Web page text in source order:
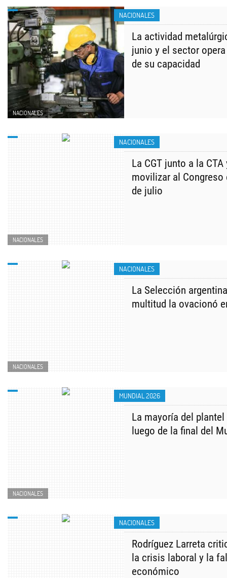
NACIONALES
NACIONALES
La actividad
junio y el sector
de su capacidad
NACIONALES
NACIONALES
La CGT junto a la
movilizar al
de julio
NACIONALES
NACIONALES
La Selección
multitud la ovacionó
MUNDIAL 2026
NACIONALES
La mayoría del
luego de la final del
NACIONALES
Rodríguez Larreta
la crisis laboral y la
económico